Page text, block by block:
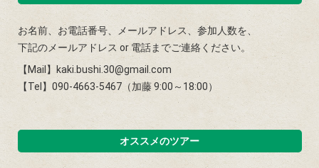
お名前、お電話番号、メールアドレス、参加人数を、
下記のメールアドレス or 電話までご連絡ください。
【Mail】kaki.bushi.30@gmail.com
【Tel】090-4663-5467（加藤 9:00～18:00）
オススメのツアー